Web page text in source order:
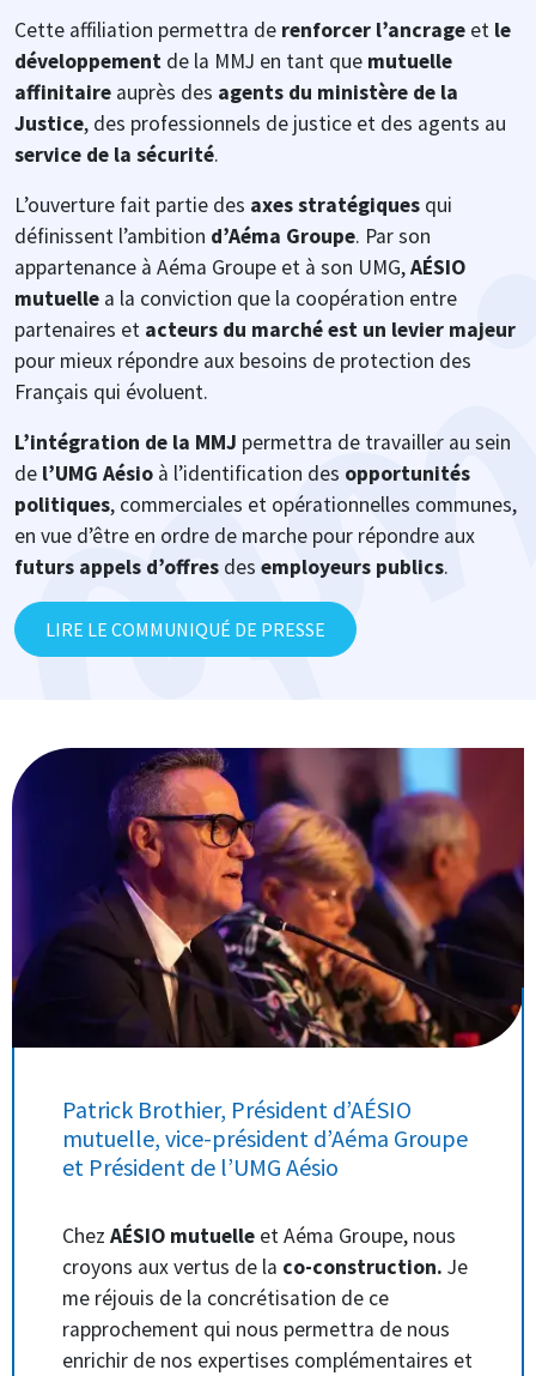
Cette affiliation permettra de renforcer l’ancrage et le
développement de la MMJ en tant que mutuelle
affinitaire auprès des agents du ministère de la
Justice, des professionnels de justice et des agents au
service de la sécurité.
L’ouverture fait partie des axes stratégiques qui
définissent l’ambition d’Aéma Groupe. Par son
appartenance à Aéma Groupe et à son UMG,AÉSIO
mutuelle a la conviction que la coopération entre
partenaires et acteurs du marché est un levier majeur
pour mieux répondre aux besoins de protection des
Français qui évoluent.
L’intégration de la MMJ permettra de travailler au sein
de l’UMG Aésio à l’identification des opportunités
politiques, commerciales et opérationnelles communes,
en vue d’être en ordre de marche pour répondre aux
futurs appels d’offres des employeurs publics.
LIRE LE COMMUNIQUÉ DE PRESSE
Patrick Brothier, Président d’AÉSIO
mutuelle, vice-président d’Aéma Groupe
et Président de l’UMG Aésio
Chez AÉSIO mutuelle et Aéma Groupe, nous
croyons aux vertus de la co-construction. Je
me réjouis de la concrétisation de ce
rapprochement qui nous permettra de nous
enrichir de nos expertises complémentaires et
Image